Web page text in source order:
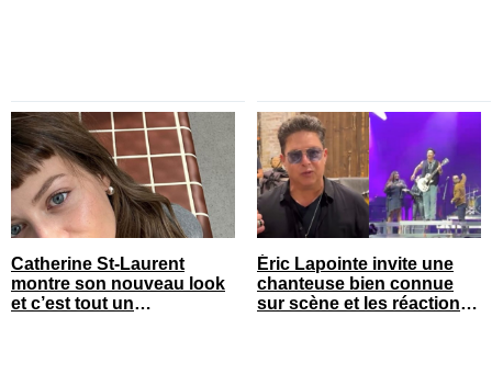
Catherine St-Laurent
montre son nouveau look
et c’est tout un
Éric Lapointe invite une
chanteuse bien connue
sur scène et les réactions